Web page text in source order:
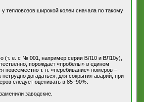
тепловозов широкой колеи сначала по такому
(т. е. с № 001, например серии ВЛ10 и ВЛ10у),
порождает «пробелы» в едином
повсеместно т. н. «перебивание» номеров –
догадаться, для сокрытия аварий, при
следует оценивать в 85–90%.
заводские.